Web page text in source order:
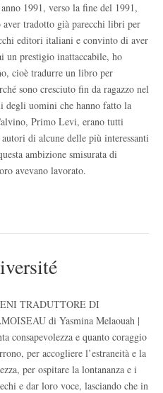
1991, verso la fine del 1991,
aver tradotto già parecchi libri per
editori italiani e convinto di aver
un prestigio inattaccabile, ho
cioè tradurre un libro per
sono cresciuto fin da ragazzo nel
degli uomini che hanno fatto la
Primo Levi, erano tutti
di alcune delle più interessanti
ambizione smisurata di
avevano lavorato.
TRADUTTORE DI
di Yasmina Melaouah |
consapevolezza e quanto coraggio
per accogliere l’estraneità e la
per ospitare la lontananza e i
e dar loro voce, lasciando che in